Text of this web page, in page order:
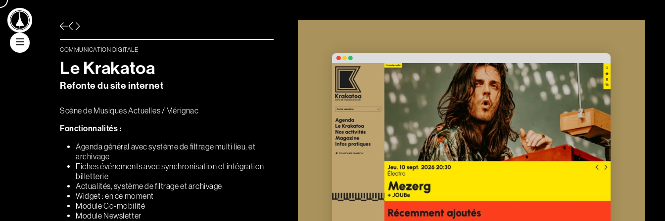
Aller au contenu principal
COMMUNICATION DIGITALE
Le Krakatoa
Refonte du site internet
Scène de Musiques Actuelles / Mérignac
Fonctionnalités :
Agenda général avec système de filtrage multi lieu, et
archivage
Fiches événements avec synchronisation et intégration
billetterie
Actualités, système de filtrage et archivage
Widget : en ce moment
Module Co-mobilité
Module Newsletter
Communication
Communication
graphique
Solutions
billetterie/crm
/web/app